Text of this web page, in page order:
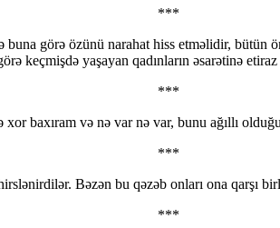
***
görə özünü narahat hiss etməlidir, bütün
keçmişdə yaşayan qadınların əsarətinə
***
baxıram və nə var nə var, bunu ağıllı
***
Bəzən bu qəzəb onları ona qarşı
***